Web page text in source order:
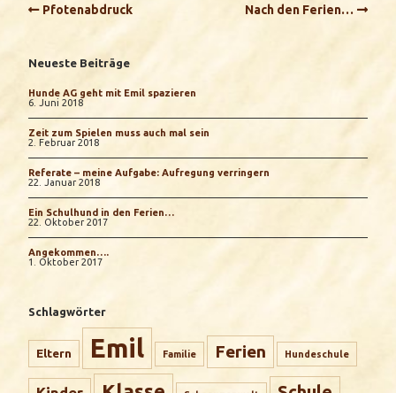
Pfotenabdruck Nach den Ferien…
Neueste Beiträge
Hunde AG geht mit Emil spazieren
6. Juni 2018
Zeit zum Spielen muss auch mal sein
2. Februar 2018
Referate – meine Aufgabe: Aufregung verringern
22. Januar 2018
Ein Schulhund in den Ferien…
22. Oktober 2017
Angekommen….
1. Oktober 2017
Schlagwörter
Eltern Emil Familie Ferien Hundeschule